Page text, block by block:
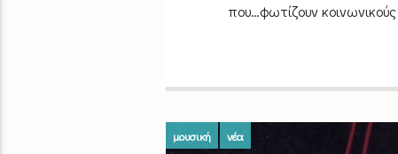
που…φωτίζουν
μουσική νέα